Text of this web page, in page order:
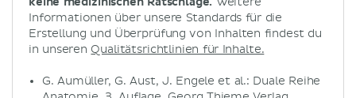
Informationen über unsere Standards für die
Erstellung und Überprüfung von Inhalten findest du
in unseren Qualitätsrichtlinien für Inhalte.
G. Aumüller, G. Aust, J. Engele et al.: Duale Reihe